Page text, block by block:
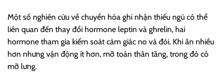
Một số nghiên cứu về chuyển hóa ghi nhận thiếu ngủ có thể
liên quan đến thay đổi hormone leptin và ghrelin, hai
hormone tham gia kiểm soát cảm giác no và đói. Khi ăn nhiều
hơn nhưng vận động ít hơn, mỡ toàn thân tăng, trong đó có
mỡ lưng.